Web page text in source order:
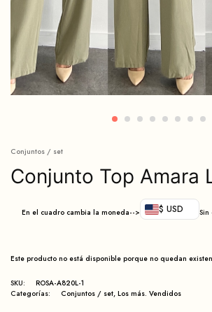
Conjuntos / set
Conjunto Top Amara
En el cuadro cambia la moneda--> $ USD Sin
Este producto no está disponible porque no quedan
SKU:
ROSA-A820L-1
Categorías:
Conjuntos / set, Los más. Vendidos